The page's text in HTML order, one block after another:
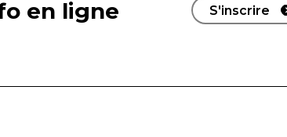
en ligne S'inscrire